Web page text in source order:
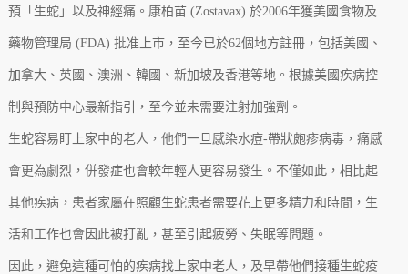
預「生蛇」以及神經痛。康柏苗 (Zostavax) 於2006年獲美國食物及
藥物管理局 (FDA) 批准上市，至今已於62個地方註冊，包括美國、
加拿大、英國、澳洲、韓國、新加坡及香港等地。根據美國疾病控
制與預防中心最新指引，至今並未需要注射加強劑。
生蛇容易盯上家中的老人，他們一旦感染水痘-帶狀皰疹病毒，痛感
會更為劇烈，併發症也會較年輕人更容易發生。不僅如此，相比起
其他疾病，患者家屬在照顧生蛇患者需要花上更多精力和時間，生
活和工作也會因此被打亂，甚至引起疲勞、失眠等問題。
因此，避免這種可怕的疾病找上家中老人，及早帶他們接種生蛇疫